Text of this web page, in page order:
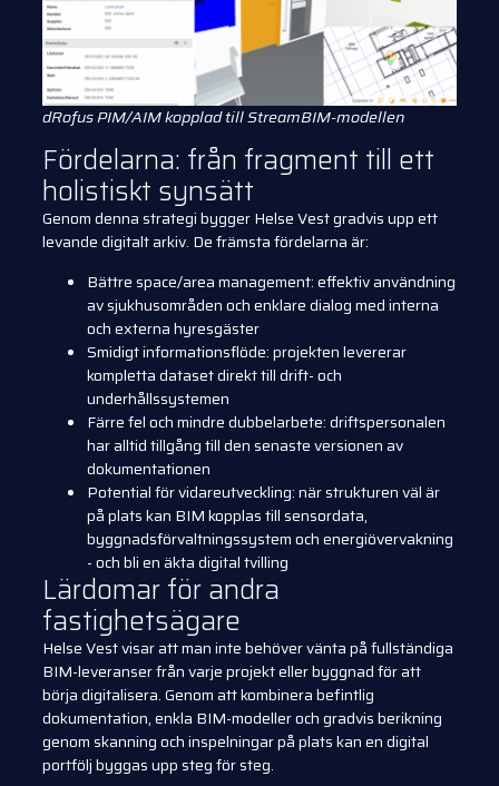
dRofus PIM/AIM kopplad till StreamBIM-modellen
Fördelarna: från fragment till ett
holistiskt synsätt
Genom denna strategi bygger Helse Vest gradvis upp ett
levande digitalt arkiv. De främsta fördelarna är:
Bättre space/area management: effektiv användning
av sjukhusområden och enklare dialog med interna
och externa hyresgäster
Smidigt informationsflöde: projekten levererar
kompletta dataset direkt till drift- och
underhållssystemen
Färre fel och mindre dubbelarbete: driftspersonalen
har alltid tillgång till den senaste versionen av
dokumentationen
Potential för vidareutveckling: när strukturen väl är
på plats kan BIM kopplas till sensordata,
byggnadsförvaltningssystem och energiövervakning
- och bli en äkta digital tvilling
Lärdomar för andra
fastighetsägare
Helse Vest visar att man inte behöver vänta på fullständiga
BIM-leveranser från varje projekt eller byggnad för att
börja digitalisera. Genom att kombinera befintlig
dokumentation, enkla BIM-modeller och gradvis berikning
genom skanning och inspelningar på plats kan en digital
portfölj byggas upp steg för steg.